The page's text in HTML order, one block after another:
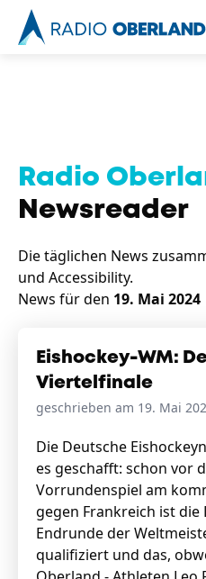
Newsreader
Stellenangebote
Unternehmen
Das geheime Geräusch
Wandern
Team
Radio
Newsreader
Die täglichen News
und Accessibility.
News für den 19. Mai 2024
Eishockey-WM:
Viertelfinale
geschrieben am 19. Mai
Die Deutsche
es geschafft: schon vor
Vorrundenspiel am
gegen Frankreich ist die
Endrunde der
qualifiziert und das,